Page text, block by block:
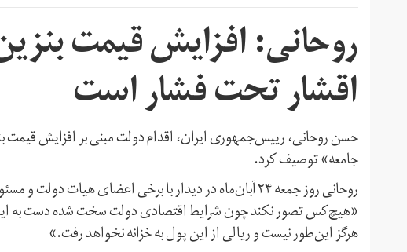
روحانی: افزایش قیمت
اقشار تحت فشار است
حسن روحانی، رییس‌جمهوری ایران، اقدام دولت مبنی بر افزایش قیمت
جامعه» توصیف کرد.
روحانی روز جمعه ۲۴ آبان‌ماه در دیدار با برخی اعضای
«هیچ‌کس تصور نکند چون شرایط اقتصادی دولت سخت شده دست به این
هرگز این‌طور نیست و ریالی از این پول به خزانه نخواهد رفت.»